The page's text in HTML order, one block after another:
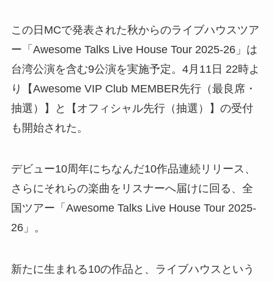
この日MCで発表された秋からのライブハウスツア
ー「Awesome Talks Live House Tour 2025-26」は
台湾公演を含む9公演を実施予定。4月11日 22時よ
り【Awesome VIP Club MEMBER先行（最良席・
抽選）】と【オフィシャル先行（抽選）】の受付
も開始された。
デビュー10周年にちなんだ10作品連続リリース、
さらにそれらの楽曲をリスナーへ届けに回る、全
国ツアー「Awesome Talks Live House Tour 2025-
26」。
新たに生まれる10の作品と、ライブハウスという